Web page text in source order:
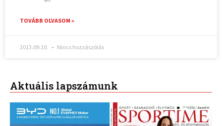
TOVÁBB OLVASOM »
2013.09.10. Nincs hozzászólás
Aktuális lapszámunk